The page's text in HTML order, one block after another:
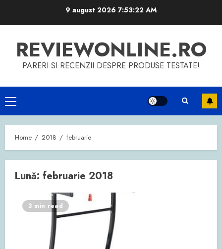
9 august 2026 7:53:22 AM
REVIEWONLINE.RO
PARERI SI RECENZII DESPRE PRODUSE TESTATE!
Primary
Menu
Home 2018 februarie
Lună: februarie 2018
3 min read